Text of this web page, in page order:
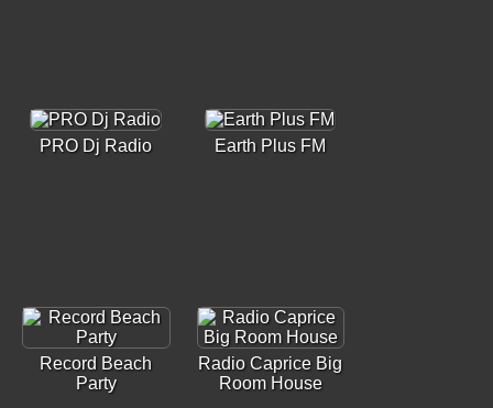
PRO Dj Radio Earth Plus FM
Record Beach
Party
Radio Caprice Big
Room House